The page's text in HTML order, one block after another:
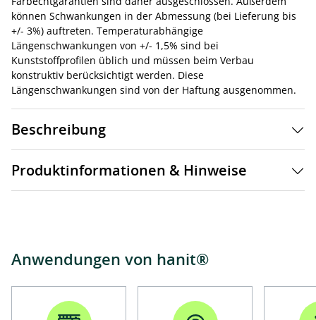
können Schwankungen in der Abmessung (bei Lieferung bis
+/- 3%) auftreten. Temperaturabhängige
Längenschwankungen von +/- 1,5% sind bei
Kunststoffprofilen üblich und müssen beim Verbau
konstruktiv berücksichtigt werden. Diese
Längenschwankungen sind von der Haftung ausgenommen.
Beschreibung
Produktinformationen & Hinweise
Anwendungen von hanit®